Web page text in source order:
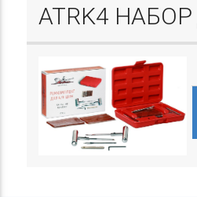
Basket.php
ATRK4